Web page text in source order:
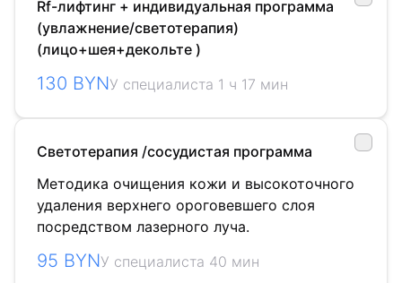
Rf-лифтинг + индивидуальная программа
(увлажнение/светотерапия)
(лицо+шея+декольте )
130 BYNУ специалиста 1 ч 17 мин
Светотерапия /сосудистая программа
Методика очищения кожи и высокоточного
удаления верхнего ороговевшего слоя
посредством лазерного луча.
95 BYNУ специалиста 40 мин